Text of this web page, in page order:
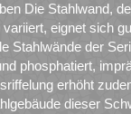
Die Stahlwand,
eignet sich
Stahlwände der
phosphatiert,
erhöht
dieser